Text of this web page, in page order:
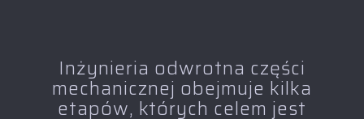
Inżynieria odwrotna części
mechanicznej obejmuje kilka
etapów, których celem jest